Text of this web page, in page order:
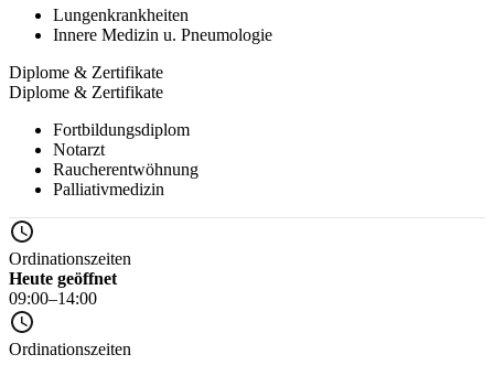
Lungenkrankheiten
Innere Medizin u. Pneumologie
Diplome & Zertifikate
Diplome & Zertifikate
Fortbildungsdiplom
Notarzt
Raucherentwöhnung
Palliativmedizin
Ordinationszeiten
Heute geöffnet
09:00–14:00
Ordinationszeiten